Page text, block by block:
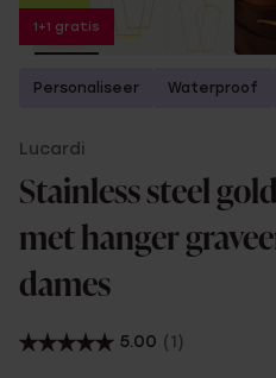
1+1 gratis
Personaliseer Waterproof
Lucardi
Stainless steel
met hanger
dames
5.00 (1)